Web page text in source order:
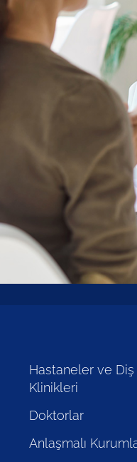
Hastaneler ve Diş
Klinikleri
Doktorlar
Anlaşmalı